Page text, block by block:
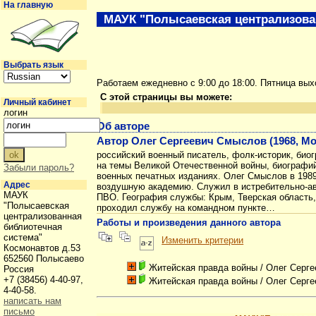
Работаем ежедневно с 9:00 до 18:00. Пятница
С этой страницы вы можете:
Об авторе
Автор Олег Сергеевич Смыслов (1968,
российский военный писатель, фолк-историк,
на темы Великой Отечественной войны,
военных печатных изданиях. Олег Смыслов в
воздушную академию. Служил в истребительно-
ПВО. География службы: Крым, Тверская
проходил службу на командном пункте…
Работы и произведения данного автора
Изменить критерии
Житейская правда войны / Олег
Житейская правда войны / Олег
МАУК "Полысаевская
На главную
Выбрать язык
Личный кабинет
логин
Забыли пароль?
Адрес
МАУК
"Полысаевская
централизованная
библиотечная
система"
Космонавтов д.53
652560 Полысаево
Россия
+7 (38456) 4-40-97,
4-40-58.
написать нам
письмо